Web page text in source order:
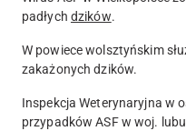
padłych dzików.
W powiece wolsztyńskim
zakażonych dzików.
Inspekcja Weterynaryjna w
przypadków ASF w woj.